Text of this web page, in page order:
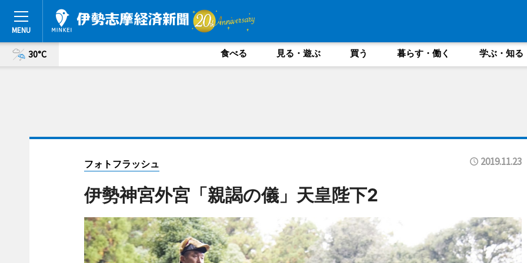
30°C 食べる 見る・遊ぶ 買う 暮らす・働く 学ぶ・知る
フォトフラッシュ 2019.11.23
伊勢神宮外宮「親謁の儀」天皇陛下2